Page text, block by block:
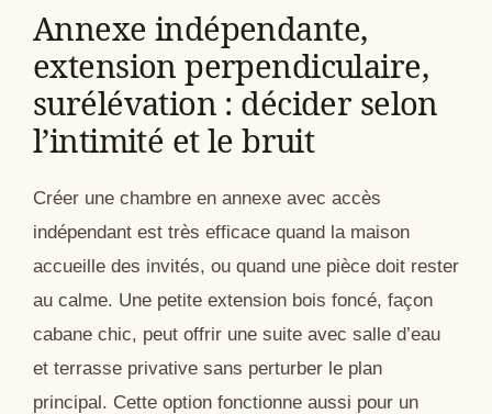
Annexe indépendante,
extension perpendiculaire,
surélévation : décider selon
l’intimité et le bruit
Créer une chambre en annexe avec accès
indépendant est très efficace quand la maison
accueille des invités, ou quand une pièce doit rester
au calme. Une petite extension bois foncé, façon
cabane chic, peut offrir une suite avec salle d’eau
et terrasse privative sans perturber le plan
principal. Cette option fonctionne aussi pour un